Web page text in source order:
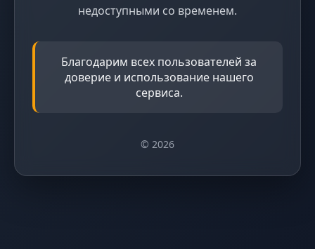
недоступными со временем.
Благодарим всех пользователей за
доверие и использование нашего
сервиса.
© 2026